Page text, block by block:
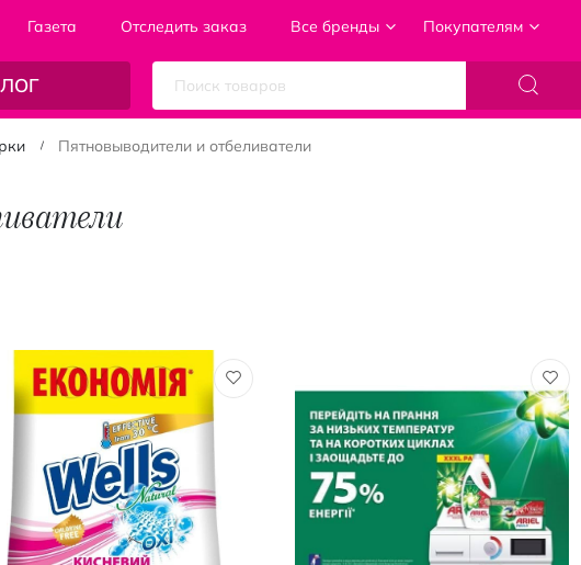
Газета Отследить заказ Все бренды Покупателям
Пятновыводители и отбеливатели